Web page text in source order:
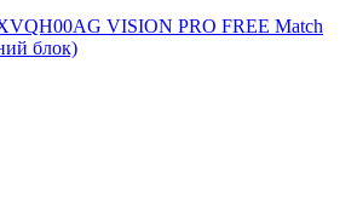
VISION PRO FREE Match
блок)